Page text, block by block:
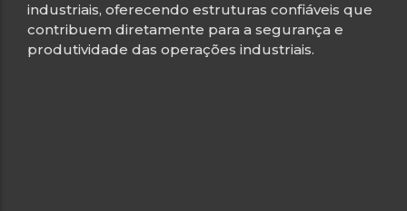
industriais, oferecendo estruturas confiáveis que
contribuem diretamente para a segurança e
produtividade das operações industriais.